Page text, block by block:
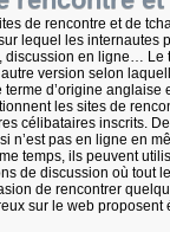
de rencontre et de
lequel les
en ligne… Le
version selon
d’origine
les sites de
célibataires inscrits.
n’est pas en ligne en
temps, ils peuvent
de discussion où tout
de rencontrer
sur le web